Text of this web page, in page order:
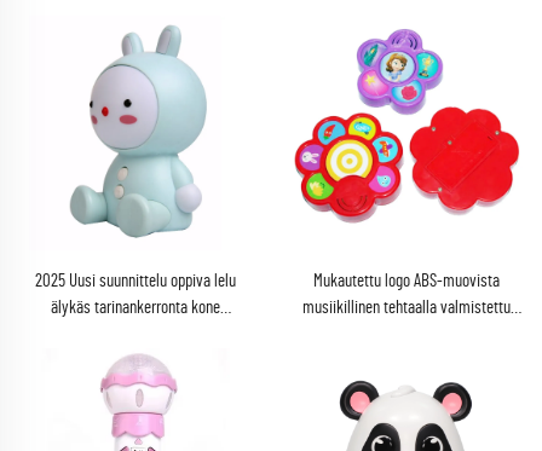
äänikirjat musiikkilaatikolla vauvan
kosketuksella äänikirja
2025 Uusi suunnittelu oppiva lelu
älykäs tarinankerronta kone
opetuksen funktioihin
paristokäyttöinen
Mukautettu logo ABS-muovista
musiikillinen tehtaalla valmistettu